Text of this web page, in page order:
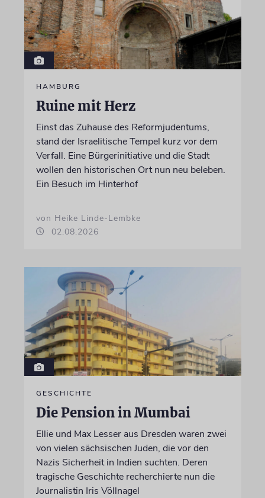
HAMBURG
Ruine mit Herz
Einst das Zuhause des Reformjudentums,
stand der Israelitische Tempel kurz vor dem
Verfall. Eine Bürgerinitiative und die Stadt
wollen den historischen Ort nun neu beleben.
Ein Besuch im Hinterhof
von Heike Linde-Lembke
02.08.2026
GESCHICHTE
Die Pension in Mumbai
Ellie und Max Lesser aus Dresden waren zwei
von vielen sächsischen Juden, die vor den
Nazis Sicherheit in Indien suchten. Deren
tragische Geschichte recherchierte nun die
Journalistin Iris Völlnagel